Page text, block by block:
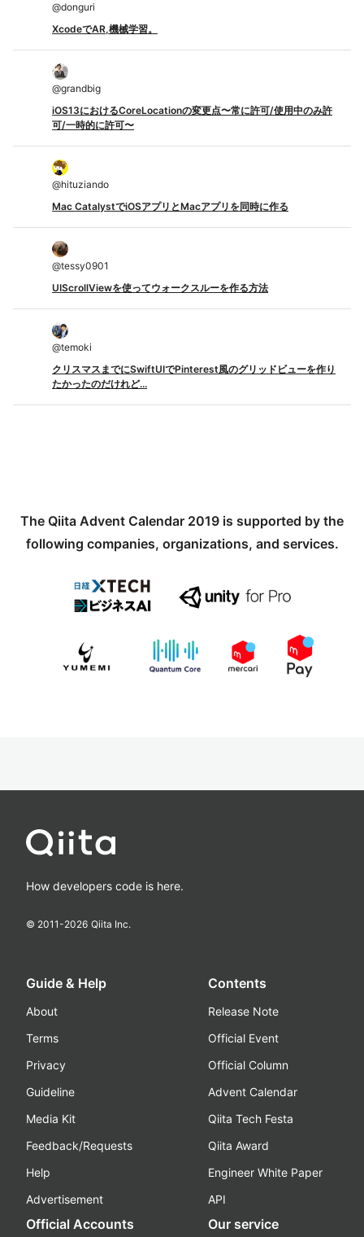
@donguri
XcodeでAR,機械学習。
@grandbig
iOS13におけるCoreLocationの変更点〜常に許可/使用中のみ許
可/一時的に許可〜
@hituziando
Mac CatalystでiOSアプリとMacアプリを同時に作る
@tessy0901
UIScrollViewを使ってウォークスルーを作る方法
@temoki
クリスマスまでにSwiftUIでPinterest風のグリッドビューを作り
たかったのだけれど...
The Qiita Advent Calendar 2019 is supported by the
following companies, organizations, and services.
How developers code is here.
© 2011-2026 Qiita Inc.
Guide & Help
About
Terms
Privacy
Guideline
Media Kit
Feedback/Requests
Help
Advertisement
Contents
Release Note
Official Event
Official Column
Advent Calendar
Qiita Tech Festa
Qiita Award
Engineer White Paper
API
Official Accounts Our service